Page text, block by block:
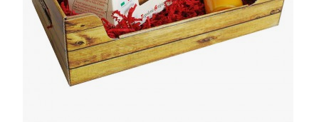
D'AOSTA - 50CL - 28% VOL